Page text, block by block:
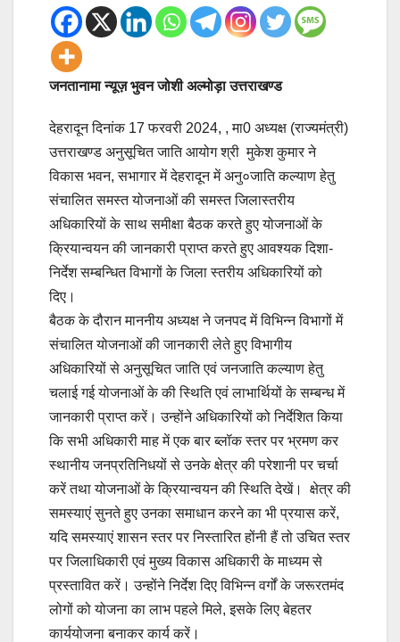
जनतानामा न्यूज़ भुवन जोशी अल्मोड़ा उत्तराखण्ड
देहरादून दिनांक 17 फरवरी 2024, , मा0 अध्यक्ष (राज्यमंत्री)
उत्तराखण्ड अनुसूचित जाति आयोग श्री मुकेश कुमार ने
विकास भवन, सभागार में देहरादून में अनु०जाति कल्याण हेतु
संचालित समस्त योजनाओं की समस्त जिलास्तरीय
अधिकारियों के साथ समीक्षा बैठक करते हुए योजनाओं के
क्रियान्वयन की जानकारी प्राप्त करते हुए आवश्यक दिशा-
निर्देश सम्बन्धित विभागों के जिला स्तरीय अधिकारियों को
दिए।
बैठक के दौरान माननीय अध्यक्ष ने जनपद में विभिन्न विभागों में
संचालित योजनाओं की जानकारी लेते हुए विभागीय
अधिकारियों से अनुसूचित जाति एवं जनजाति कल्याण हेतु
चलाई गई योजनाओं के की स्थिति एवं लाभार्थियों के सम्बन्ध में
जानकारी प्राप्त करें। उन्होंने अधिकारियों को निर्देशित किया
कि सभी अधिकारी माह में एक बार ब्लॉक स्तर पर भ्रमण कर
स्थानीय जनप्रतिनिधयों से उनके क्षेत्र की परेशानी पर चर्चा
करें तथा योजनाओं के क्रियान्वयन की स्थिति देखें। क्षेत्र की
समस्याएं सुनते हुए उनका समाधान करने का भी प्रयास करें,
यदि समस्याएं शासन स्तर पर निस्तारित होंनी हैं तो उचित स्तर
पर जिलाधिकारी एवं मुख्य विकास अधिकारी के माध्यम से
प्रस्तावित करें। उन्होंने निर्देश दिए विभिन्न वर्गों के जरूरतमंद
लोगों को योजना का लाभ पहले मिले, इसके लिए बेहतर
कार्ययोजना बनाकर कार्य करें।